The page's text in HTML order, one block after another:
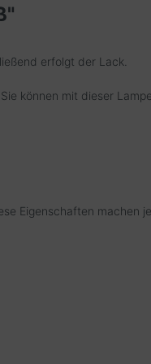
erfolgt der Lack.
können mit dieser
Eigenschaften machen